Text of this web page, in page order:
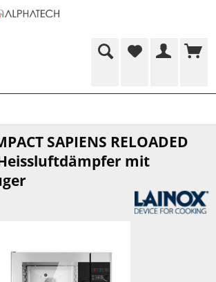
SAPIENS RELOADED
mit